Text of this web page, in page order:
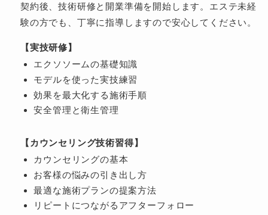
契約後、技術研修と開業準備を開始します。エステ未経
験の方でも、丁寧に指導しますので安心してください。
【実技研修】
エクソソームの基礎知識
モデルを使った実技練習
効果を最大化する施術手順
安全管理と衛生管理
【カウンセリング技術習得】
カウンセリングの基本
お客様の悩みの引き出し方
最適な施術プランの提案方法
リピートにつながるアフターフォロー